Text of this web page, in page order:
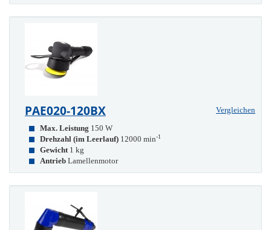
PAE020-120BX
Vergleichen
Max. Leistung 150 W
Drehzahl (im Leerlauf) 12000 min-1
Gewicht 1 kg
Antrieb Lamellenmotor